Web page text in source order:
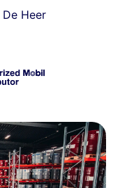
De Heer